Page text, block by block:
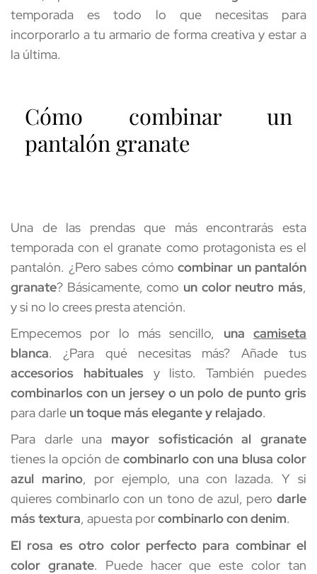
temporada es todo lo que necesitas para
incorporarlo a tu armario de forma creativa y estar a
la última.
Cómo combinar un
pantalón granate
Una de las prendas que más encontrarás esta
temporada con el granate como protagonista es el
pantalón. ¿Pero sabes cómo combinar un pantalón
granate? Básicamente, como un color neutro más,
y si no lo crees presta atención.
Empecemos por lo más sencillo, una camiseta
blanca
accesorios habituales
combinarlos con un jersey o un polo de punto gris
para darle un toque más elegante y relajado.
Para darle una mayor sofisticación al granate
tienes la opción de combinarlo con una blusa color
azul marino, por ejemplo, una con lazada. Y si
quieres combinarlo con un tono de azul, pero darle
más textura, apuesta por combinarlo con denim.
El rosa es otro color perfecto para combinar el
color granate. Puede hacer que este color tan